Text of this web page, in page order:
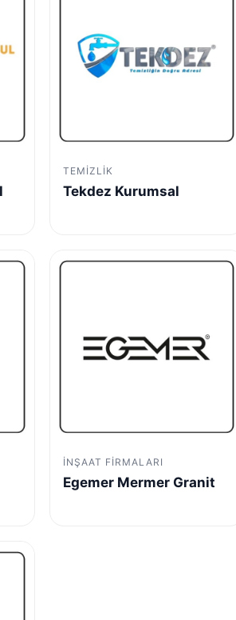
TEMIZLIK
Tekdez Kurumsal
İNŞAAT FIRMALARI
Egemer Mermer Granit